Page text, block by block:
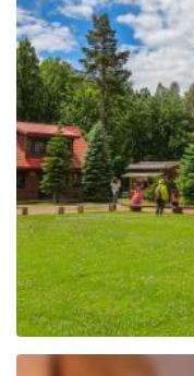
Das
und